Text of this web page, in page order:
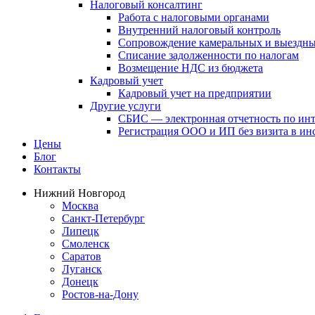
Налоговый консалтинг
Работа с налоговыми органами
Внутренний налоговый контроль
Сопровождение камеральных и
Списание задолженности по налогам
Возмещение НДС из бюджета
Кадровый учет
Кадровый учет на предприятии
Другие услуги
СБИС — электронная отчетность по
Регистрация ООО и ИП без визита в
Цены
Блог
Контакты
Нижний Новгород
Москва
Санкт-Петербург
Липецк
Смоленск
Саратов
Луганск
Донецк
Ростов-на-Дону